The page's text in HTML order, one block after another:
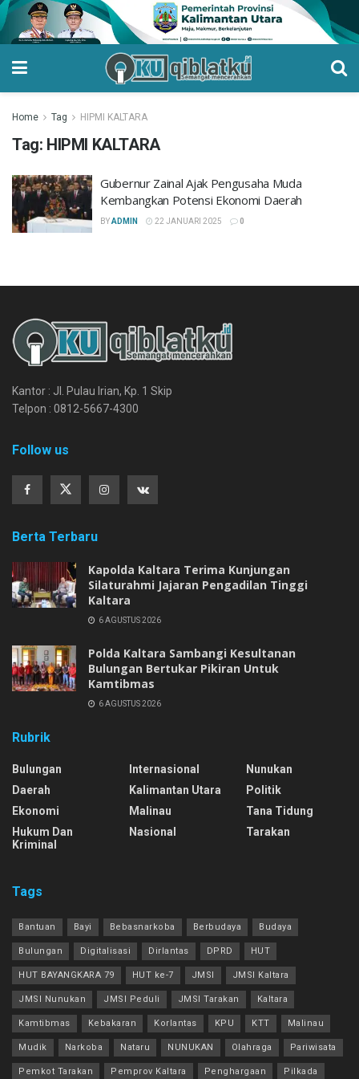
Home Tag HIPMI KALTARA
Tag: HIPMI KALTARA
Gubernur Zainal Ajak Pengusaha Muda
Kembangkan Potensi Ekonomi Daerah
BYADMIN 22 JANUARI 2025 0
Kantor : Jl. Pulau Irian, Kp. 1 Skip
Telpon : 0812-5667-4300
Follow us
Berta Terbaru
Kapolda Kaltara Terima Kunjungan
Silaturahmi Jajaran Pengadilan Tinggi
Kaltara
6 AGUSTUS 2026
Polda Kaltara Sambangi Kesultanan
Bulungan Bertukar Pikiran Untuk
Kamtibmas
6 AGUSTUS 2026
Rubrik
Bulungan
Daerah
Ekonomi
Hukum Dan
Kriminal
Internasional
Kalimantan Utara
Malinau
Nasional
Nunukan
Politik
Tana Tidung
Tarakan
Tags
Bantuan Bayi Bebasnarkoba Berbudaya Budaya
Bulungan Digitalisasi Dirlantas DPRD HUT
HUT BAYANGKARA 79 HUT ke-7 JMSI JMSI Kaltara
JMSI Nunukan JMSI Peduli JMSI Tarakan Kaltara
Kamtibmas Kebakaran Korlantas KPU KTT Malinau
Mudik Narkoba Nataru NUNUKAN Olahraga Pariwisata
Pemkot Tarakan Pemprov Kaltara Penghargaan Pilkada